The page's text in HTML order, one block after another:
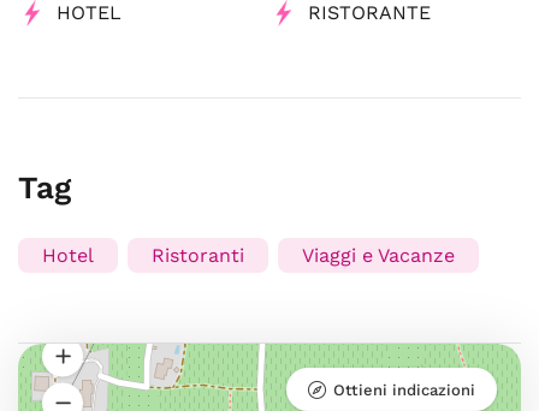
HOTEL RISTORANTE
Tag
Hotel Ristoranti Viaggi e Vacanze
Ottieni indicazioni